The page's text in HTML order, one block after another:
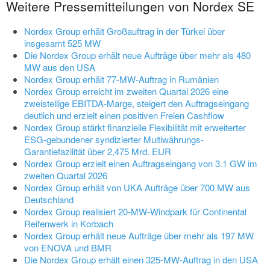
Weitere Pressemitteilungen von Nordex SE
Nordex Group erhält Großauftrag in der Türkei über
insgesamt 525 MW
Die Nordex Group erhält neue Aufträge über mehr als 480
MW aus den USA
Nordex Group erhält 77-MW-Auftrag in Rumänien
Nordex Group erreicht im zweiten Quartal 2026 eine
zweistellige EBITDA-Marge, steigert den Auftragseingang
deutlich und erzielt einen positiven Freien Cashflow
Nordex Group stärkt finanzielle Flexibilität mit erweiterter
ESG-gebundener syndizierter Multiwährungs-
Garantiefazilität über 2,475 Mrd. EUR
Nordex Group erzielt einen Auftragseingang von 3.1 GW im
zweiten Quartal 2026
Nordex Group erhält von UKA Aufträge über 700 MW aus
Deutschland
Nordex Group realisiert 20-MW-Windpark für Continental
Reifenwerk in Korbach
Nordex Group erhält neue Aufträge über mehr als 197 MW
von ENOVA und BMR
Die Nordex Group erhält einen 325-MW-Auftrag in den USA